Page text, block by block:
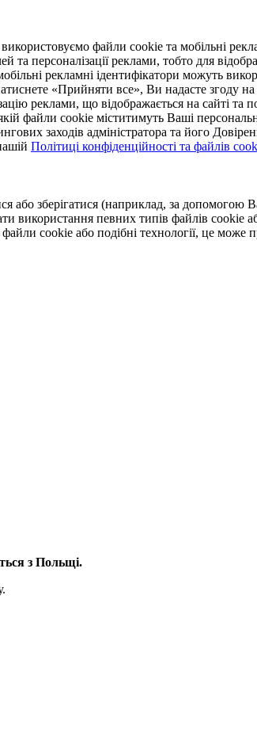
файли cookie та мобільні
та персоналізації реклами, тобто для
рекламні ідентифікатори можуть
«Прийняти все», Ви надасте згоду
реклами, що відображається на сайті
файли cookie міститимуть Ваші
заходів адміністратора та його
Політиці конфіденційності та файлів
або зберігатися (наприклад, за
певних типів файлів cookie
cookie або подібні технології, це
з Польщі.